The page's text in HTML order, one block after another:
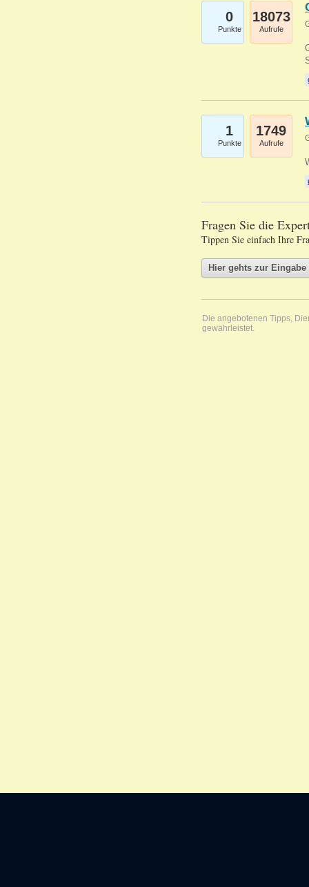
0
Punkte
18073
Aufrufe
1
Punkte
1749
Aufrufe
Fragen Sie die
Tippen Sie einfach Ihre
Die angebotenen Tipps,
gewährleistet.